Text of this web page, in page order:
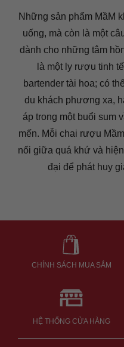
Những sản phẩm MầM
uống, mà còn là một
dành cho những tâm
là một ly rượu tinh
bartender tài hoa; có
du khách phương xa,
áp trong một buổi sum
mến. Mỗi chai rượu
nối giữa quá khứ và
đại để phát huy
CHÍNH SÁCH MUA SẮM
HỆ THỐNG CỬA HÀNG